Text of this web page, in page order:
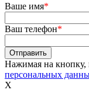
Ваше имя*
Ваш телефон*
Нажимая на кнопку,
персональных
X